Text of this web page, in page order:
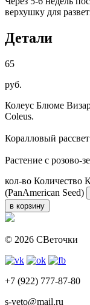
верхушку для
Детали
65
руб.
Колеус Блюме
Coleus.
Коралловый рассвет
Растение с розово-
кол-во Количество
(PanAmerican Seed)
в корзину
© 2026 СВеточки
+7 (922) 777-87-80
s-veto@mail.ru